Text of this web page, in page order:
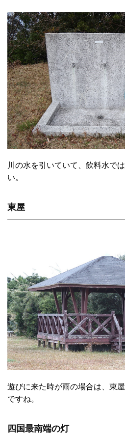
川の水を引いていて、飲料水で
い。
東屋
遊びに来た時が雨の場合は、東
ですね。
四国最南端の灯